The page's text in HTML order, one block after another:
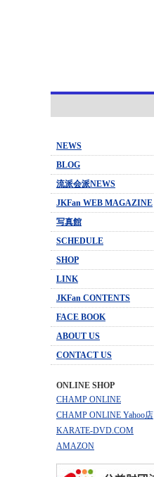
NEWS
BLOG
流派会派NEWS
JKFan WEB MAGAZINE
写真館
SCHEDULE
SHOP
LINK
JKFan CONTENTS
FACE BOOK
ABOUT US
CONTACT US
ONLINE SHOP
CHAMP ONLINE
CHAMP ONLINE Yahoo店
KARATE-DVD.COM
AMAZON